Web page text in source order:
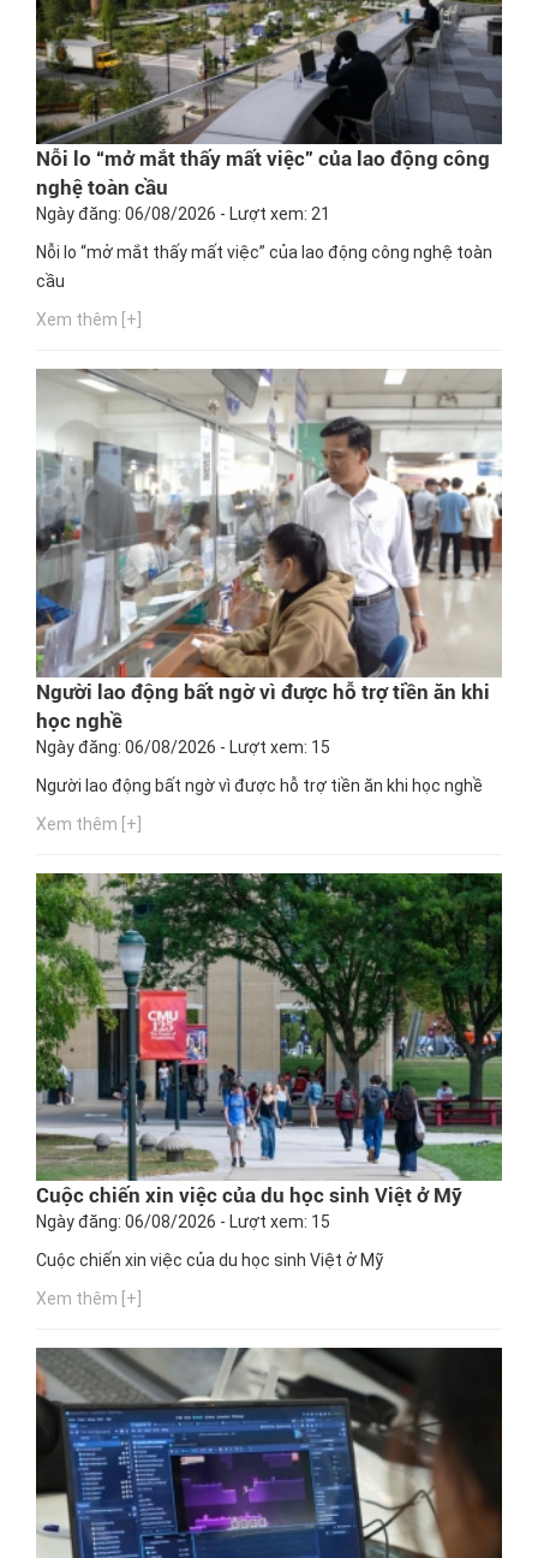
Nỗi lo “mở mắt thấy mất việc” của lao động công
nghệ toàn cầu
Ngày đăng: 06/08/2026 - Lượt xem: 21
Nỗi lo “mở mắt thấy mất việc” của lao động công nghệ toàn
cầu
Xem thêm [+]
Người lao động bất ngờ vì được hỗ trợ tiền ăn khi
học nghề
Ngày đăng: 06/08/2026 - Lượt xem: 15
Người lao động bất ngờ vì được hỗ trợ tiền ăn khi học nghề
Xem thêm [+]
Cuộc chiến xin việc của du học sinh Việt ở Mỹ
Ngày đăng: 06/08/2026 - Lượt xem: 15
Cuộc chiến xin việc của du học sinh Việt ở Mỹ
Xem thêm [+]